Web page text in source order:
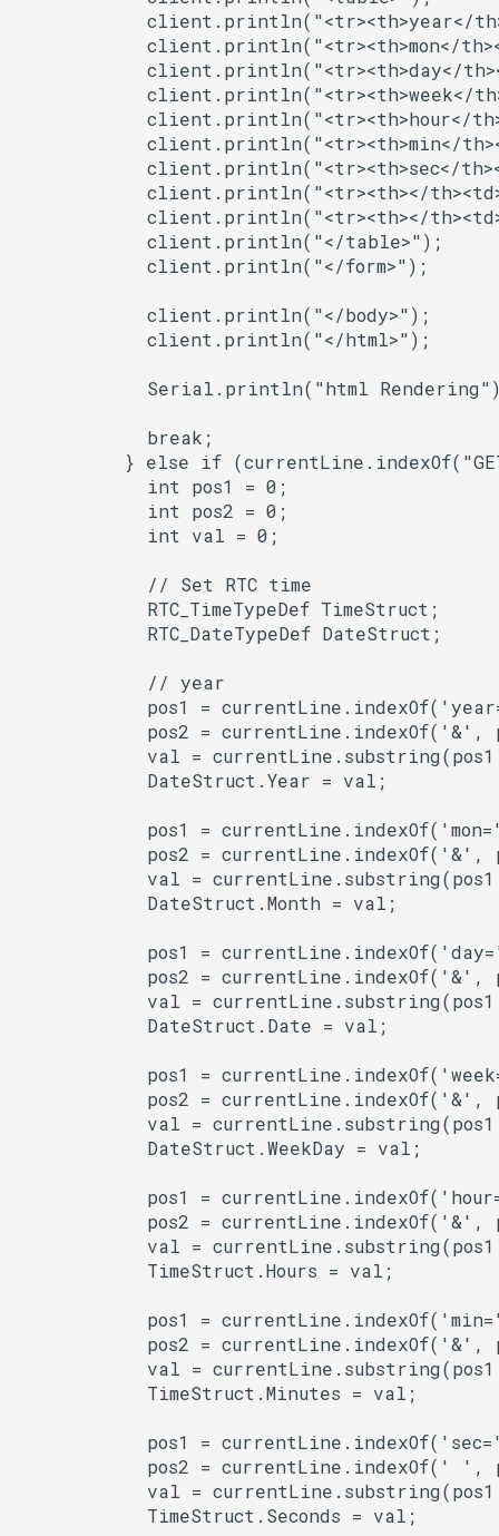
Ringbuffer
SPIClass
SPIFFSImpl
SPISettings
Server
StaticRequestHandler
TransportTraits
TwoWire
UDP
UpdateClass
VFSImpl
WebServer
WiFiAPClass
WiFiClass
WiFiClient
WiFiClientRxBuffer
WiFiClientSecure
WiFiClientSocketHandle
WiFiMulti
WiFiSTAClass
WiFiScanClass
WiFiServer
client.println("<tr><th>year</
client.println("<tr><th>mon</
client.println("<tr><th>day</
client.println("<tr><th>week</
client.println("<tr><th>hour</
client.println("<tr><th>min</
client.println("<tr><th>sec</
client.println("<tr><th></
client.println("<tr><th></
            client.println("</table>");
            client.println("</form>");
            client.println("</body>");
            client.println("</html>");
Serial.println("html
            break;
} else if
            int pos1 = 0;
            int pos2 = 0;
            int val = 0;
            // Set RTC time
            RTC_TimeTypeDef TimeStruct;
            RTC_DateTypeDef DateStruct;
            // year
pos1 =
pos2 = currentLine.indexOf('&',
val =
            DateStruct.Year = val;
pos1 =
pos2 = currentLine.indexOf('&',
val =
            DateStruct.Month = val;
pos1 =
pos2 = currentLine.indexOf('&',
val =
            DateStruct.Date = val;
pos1 =
pos2 = currentLine.indexOf('&',
val =
            DateStruct.WeekDay = val;
pos1 =
pos2 = currentLine.indexOf('&',
val =
            TimeStruct.Hours = val;
pos1 =
pos2 = currentLine.indexOf('&',
val =
            TimeStruct.Minutes = val;
pos1 =
pos2 = currentLine.indexOf(' ',
val =
            TimeStruct.Seconds = val;